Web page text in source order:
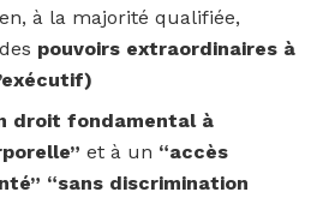
à la majorité qualifiée,
pouvoirs extraordinaires à
droit fondamental à
et à un “accès
“sans discrimination